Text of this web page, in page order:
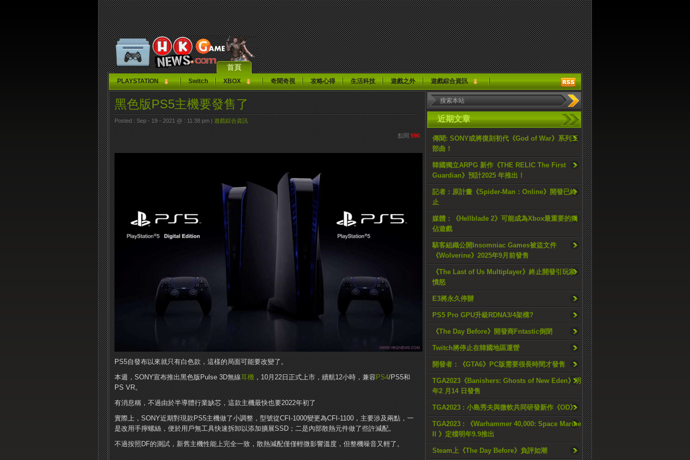
首頁
PLAYSTATION Switch XBOX 奇聞奇視 攻略心得 生活科技 遊戲之外 遊戲綜合資訊
近期文章
傳聞: SONY或將復刻初代《God of War》系列三
部曲！
韓國獨立ARPG 新作《THE RELIC The First
Guardian》預計2025 年推出！
記者：原計畫《Spider-Man：Online》開發已終
止
媒體：《Hellblade 2》可能成為Xbox最重要的獨
佔遊戲
駭客組織公開Insomniac Games被盜文件
《Wolverine》2025年9月前發售
《The Last of Us Multiplayer》終止開發引玩家
憤怒
E3將永久停辦
PS5 Pro GPU升級RDNA3/4架構?
《The Day Before》開發商Fntastic倒閉
Twitch將停止在韓國地區運營
開發者：《GTA6》PC版需要很長時間才發售
TGA2023《Banishers: Ghosts of New Eden》明
年2 月14 日發售
TGA2023 : 小島秀夫與微軟共同研發新作《OD》
TGA2023 : 《Warhammer 40,000: Space Marine
II 》定檔明年9.9推出
Steam上《The Day Before》負評如潮
黑色版PS5主機要發售了
Posted : Sep - 19 - 2021 @ : 11:38 pm | 遊戲綜合資訊
點閱 590
PS5自發布以來就只有白色款，這樣的局面可能要改變了。
本週，SONY宣布推出黑色版Pulse 3D無線耳機 ，10月22日正式上市，續航12小時，兼容PS4/PS5和
PS VR。
有消息稱，不過由於半導體行業缺芯，這款主機最快也要2022年初了
實際上，SONY近期對現款PS5主機做了小調整，型號從CFI-1000變更為CFI-1100，主要涉及兩點，一
是改用手擰螺絲，便於用戶無工具快速拆卸以添加擴展SSD；二是內部散熱元件做了些許減配。
不過按照DF的測試，新舊主機性能上完全一致，散熱減配僅僅輕微影響溫度，但整機噪音又輕了。